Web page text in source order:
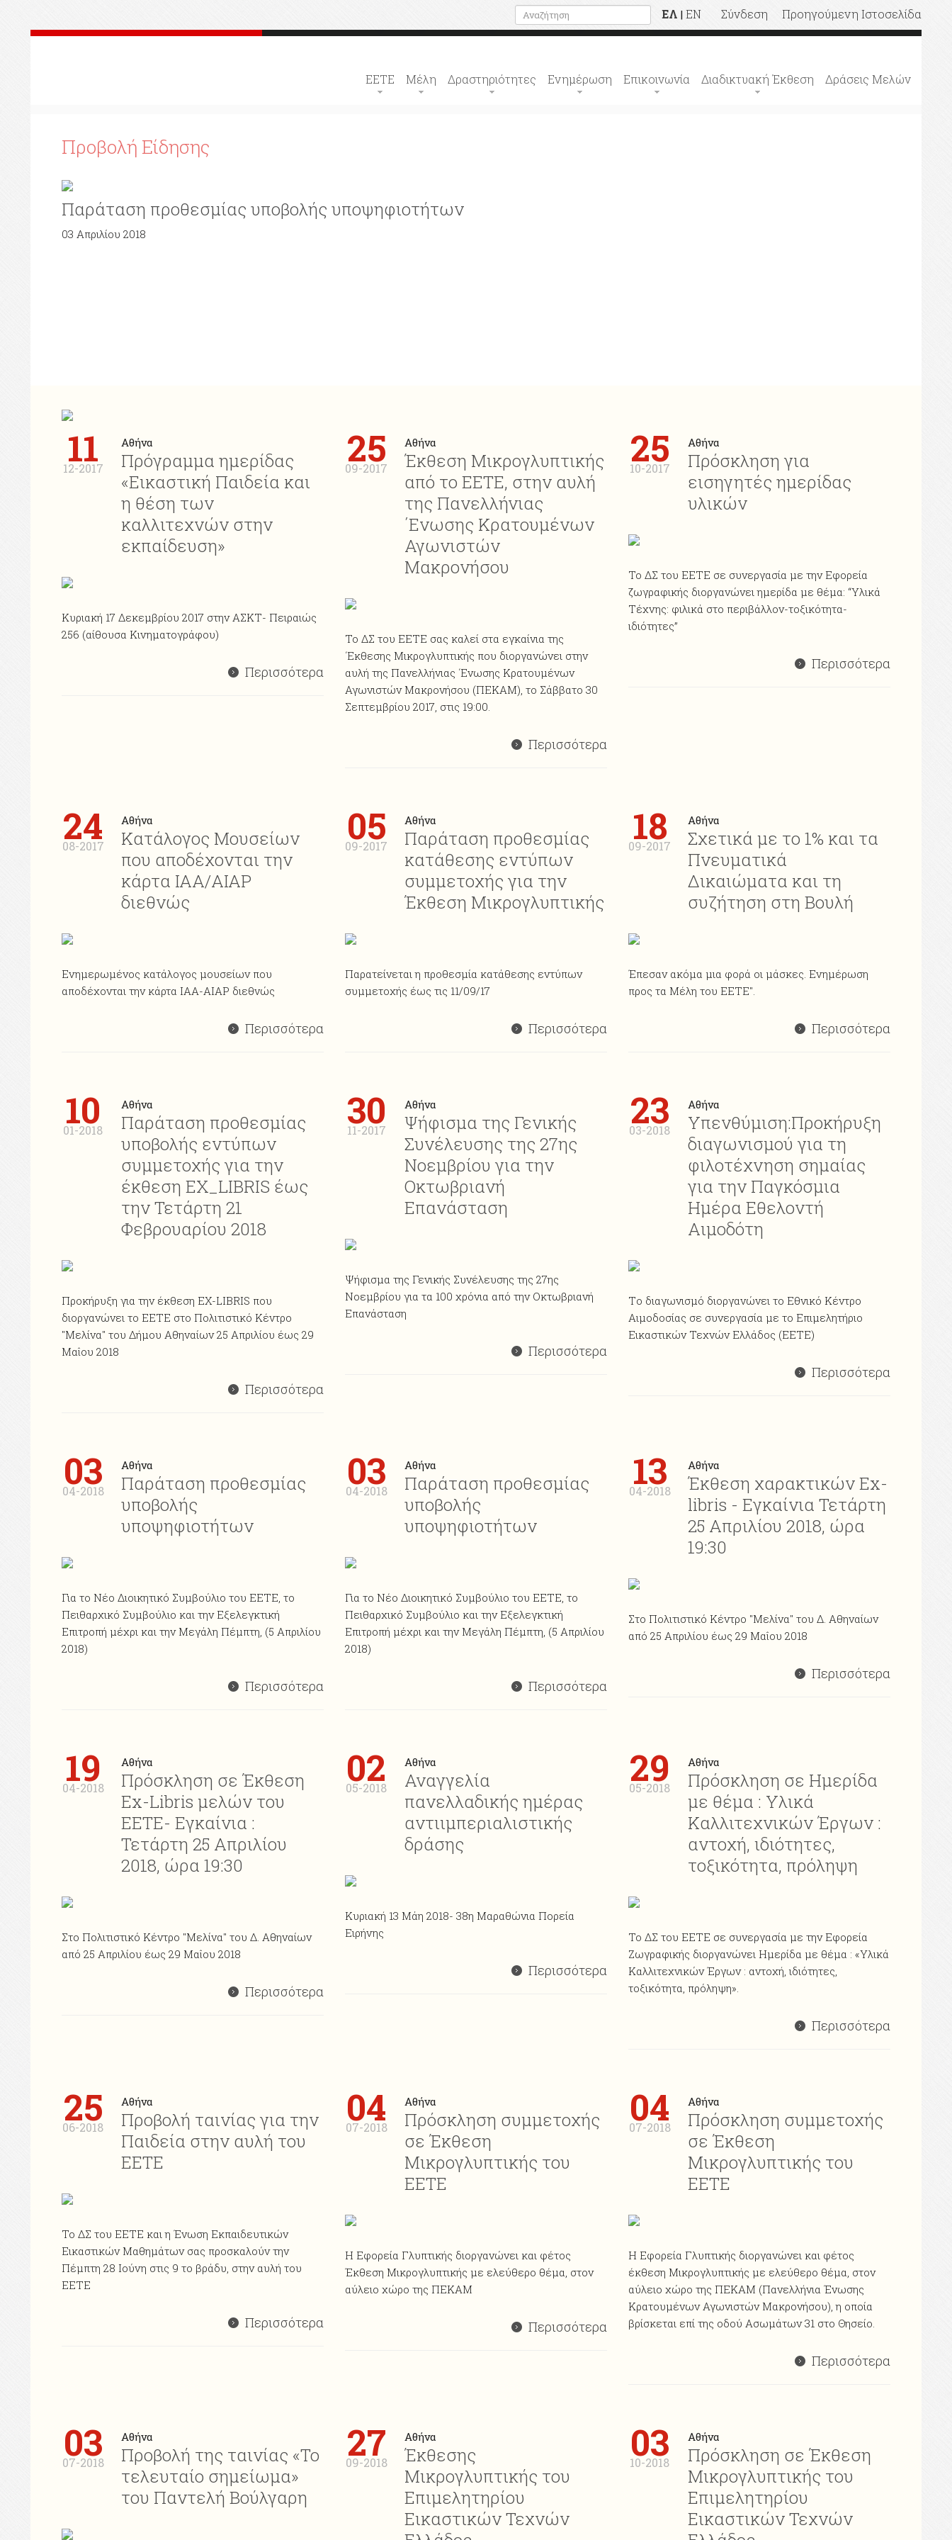
ΕΛ | EN Σύνδεση Προηγούμενη Ιστοσελίδα
ΕΕΤΕ Μέλη Δραστηριότητες Ενημέρωση Επικοινωνία Διαδικτυακή Έκθεση Δράσεις Μελών
Προβολή Είδησης
Παράταση προθεσμίας υποβολής υποψηφιοτήτων
03 Απριλίου 2018
11
12-2017
Αθήνα
Πρόγραμμα ημερίδας
«Εικαστική Παιδεία και
η θέση των
καλλιτεχνών στην
εκπαίδευση»
Κυριακή 17 Δεκεμβρίου 2017 στην ΑΣΚΤ- Πειραιώς
256 (αίθουσα Κινηματογράφου)
Περισσότερα
25
09-2017
Αθήνα
Έκθεση Μικρογλυπτικής
από το ΕΕΤΕ, στην αυλή
της Πανελλήνιας
΄Ενωσης Κρατουμένων
Αγωνιστών
Μακρονήσου
Το ΔΣ του ΕΕΤΕ σας καλεί στα εγκαίνια της
΄Εκθεσης Μικρογλυπτικής που διοργανώνει στην
αυλή της Πανελλήνιας ΄Ενωσης Κρατουμένων
Αγωνιστών Μακρονήσου (ΠΕΚΑΜ), το Σάββατο 30
Σεπτεμβρίου 2017, στις 19:00.
Περισσότερα
25
10-2017
Αθήνα
Πρόσκληση για
εισηγητές ημερίδας
υλικών
Το ΔΣ του ΕΕΤΕ σε συνεργασία με την Εφορεία
ζωγραφικής διοργανώνει ημερίδα με θέμα: “Υλικά
Τέχνης: φιλικά στο περιβάλλον-τοξικότητα-
ιδιότητες”
Περισσότερα
24
08-2017
Αθήνα
Κατάλογος Μουσείων
που αποδέχονται την
κάρτα ΙΑΑ/ΑΙΑP
διεθνώς
Ενημερωμένος κατάλογος μουσείων που
αποδέχονται την κάρτα ΙΑΑ-AIAP διεθνώς
Περισσότερα
05
09-2017
Αθήνα
Παράταση προθεσμίας
κατάθεσης εντύπων
συμμετοχής για την
Έκθεση Μικρογλυπτικής
Παρατείνεται η προθεσμία κατάθεσης εντύπων
συμμετοχής έως τις 11/09/17
Περισσότερα
18
09-2017
Αθήνα
Σχετικά με το 1% και τα
Πνευματικά
Δικαιώματα και τη
συζήτηση στη Βουλή
Έπεσαν ακόμα μια φορά οι μάσκες. Ενημέρωση
προς τα Μέλη του ΕΕΤΕ".
Περισσότερα
10
01-2018
Αθήνα
Παράταση προθεσμίας
υποβολής εντύπων
συμμετοχής για την
έκθεση ΕΧ_LIBRIS έως
την Τετάρτη 21
Φεβρουαρίου 2018
Προκήρυξη για την έκθεση ΕΧ-LIBRIS που
διοργανώνει το ΕΕΤΕ στο Πολιτιστικό Κέντρο
"Μελίνα" του Δήμου Αθηναίων 25 Απριλίου έως 29
Μαΐου 2018
Περισσότερα
30
11-2017
Αθήνα
Ψήφισμα της Γενικής
Συνέλευσης της 27ης
Νοεμβρίου για την
Οκτωβριανή
Επανάσταση
Ψήφισμα της Γενικής Συνέλευσης της 27ης
Νοεμβρίου για τα 100 χρόνια από την Οκτωβριανή
Επανάσταση
Περισσότερα
23
03-2018
Αθήνα
Υπενθύμιση:Προκήρυξη
διαγωνισμού για τη
φιλοτέχνηση σημαίας
για την Παγκόσμια
Ημέρα Εθελοντή
Αιμοδότη
Tο διαγωνισμό διοργανώνει το Εθνικό Κέντρο
Αιμοδοσίας σε συνεργασία με το Επιμελητήριο
Εικαστικών Τεχνών Ελλάδος (EETE)
Περισσότερα
03
04-2018
Αθήνα
Παράταση προθεσμίας
υποβολής
υποψηφιοτήτων
Για το Νέο Διοικητικό Συμβούλιο του ΕΕΤΕ, το
Πειθαρχικό Συμβούλιο και την Εξελεγκτική
Επιτροπή μέχρι και την Μεγάλη Πέμπτη, (5 Απριλίου
2018)
Περισσότερα
03
04-2018
Αθήνα
Παράταση προθεσμίας
υποβολής
υποψηφιοτήτων
Για το Νέο Διοικητικό Συμβούλιο του ΕΕΤΕ, το
Πειθαρχικό Συμβούλιο και την Εξελεγκτική
Επιτροπή μέχρι και την Μεγάλη Πέμπτη, (5 Απριλίου
2018)
Περισσότερα
13
04-2018
Αθήνα
Έκθεση χαρακτικών Ex-
libris - Εγκαίνια Τετάρτη
25 Απριλίου 2018, ώρα
19:30
Στο Πολιτιστικό Κέντρο "Μελίνα" του Δ. Αθηναίων
από 25 Απριλίου έως 29 Μαΐου 2018
Περισσότερα
19
04-2018
Αθήνα
Πρόσκληση σε Έκθεση
Ex-Libris μελών του
ΕΕΤΕ- Εγκαίνια :
Τετάρτη 25 Απριλίου
2018, ώρα 19:30
Στο Πολιτιστικό Κέντρο "Μελίνα" του Δ. Αθηναίων
από 25 Απριλίου έως 29 Μαΐου 2018
Περισσότερα
02
05-2018
Αθήνα
Αναγγελία
πανελλαδικής ημέρας
αντιιμπεριαλιστικής
δράσης
Κυριακή 13 Μάη 2018- 38η Μαραθώνια Πορεία
Ειρήνης
Περισσότερα
29
05-2018
Αθήνα
Πρόσκληση σε Ημερίδα
με θέμα : Υλικά
Καλλιτεχνικών Έργων :
αντοχή, ιδιότητες,
τοξικότητα, πρόληψη
Το ΔΣ του ΕΕΤΕ σε συνεργασία με την Εφορεία
Ζωγραφικής διοργανώνει Ημερίδα με θέμα : «Υλικά
Καλλιτεχνικών Έργων : αντοχή, ιδιότητες,
τοξικότητα, πρόληψη».
Περισσότερα
25
06-2018
Αθήνα
Προβολή ταινίας για την
Παιδεία στην αυλή του
ΕΕΤΕ
Το ΔΣ του ΕΕΤΕ και η Ένωση Εκπαιδευτικών
Εικαστικών Μαθημάτων σας προσκαλούν την
Πέμπτη 28 Ιούνη στις 9 το βράδυ, στην αυλή του
ΕΕΤΕ
Περισσότερα
04
07-2018
Αθήνα
Πρόσκληση συμμετοχής
σε Έκθεση
Μικρογλυπτικής του
ΕΕΤΕ
Η Εφορεία Γλυπτικής διοργανώνει και φέτος
Έκθεση Mικρογλυπτικής με ελεύθερο θέμα, στον
αύλειο χώρο της ΠΕΚΑΜ
Περισσότερα
04
07-2018
Αθήνα
Πρόσκληση συμμετοχής
σε Έκθεση
Μικρογλυπτικής του
ΕΕΤΕ
Η Εφορεία Γλυπτικής διοργανώνει και φέτος
έκθεση Mικρογλυπτικής με ελεύθερο θέμα, στον
αύλειο χώρο της ΠΕΚΑΜ (Πανελλήνια Ένωσης
Κρατουμένων Αγωνιστών Μακρονήσου), η οποία
βρίσκεται επί της οδού Ασωμάτων 31 στο Θησείο.
Περισσότερα
03
07-2018
Αθήνα
Προβολή της ταινίας «Το
τελευταίο σημείωμα»
του Παντελή Βούλγαρη
27
09-2018
Αθήνα
Έκθεσης
Μικρογλυπτικής του
Επιμελητηρίου
Εικαστικών Τεχνών
03
10-2018
Αθήνα
Πρόσκληση σε Έκθεση
Μικρογλυπτικής του
Επιμελητηρίου
Εικαστικών Τεχνών